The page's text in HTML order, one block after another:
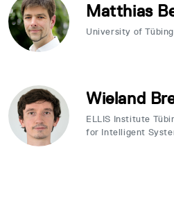
Matthias
University of
Wieland
ELLIS Institute
for Intelligent